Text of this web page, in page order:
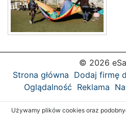
© 2026
Strona główna Dodaj firmę
Oglądalność Reklama
Używamy plików cookies oraz